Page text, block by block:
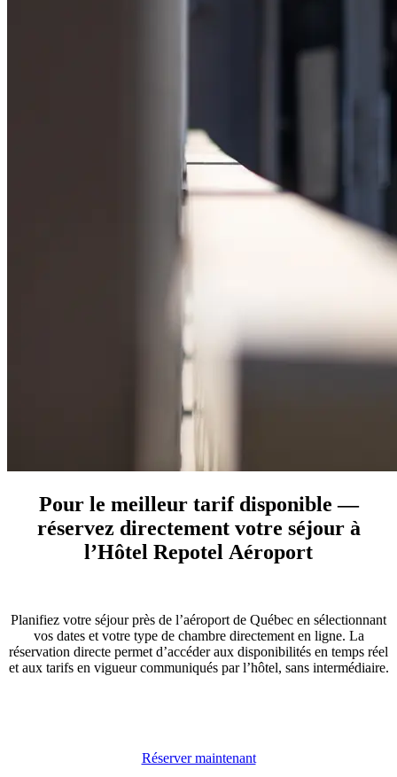
Pour le meilleur tarif disponible―
réservez directement votre séjour à
l’Hôtel Repotel Aéroport
Planifiez votre séjour près de l’aéroport de Québec en sélectionnant
vos dates et votre type de chambre directement en ligne. La
réservation directe permet d’accéder aux disponibilités en temps réel
et aux tarifs en vigueur communiqués par l’hôtel, sans intermédiaire.
Réserver maintenant